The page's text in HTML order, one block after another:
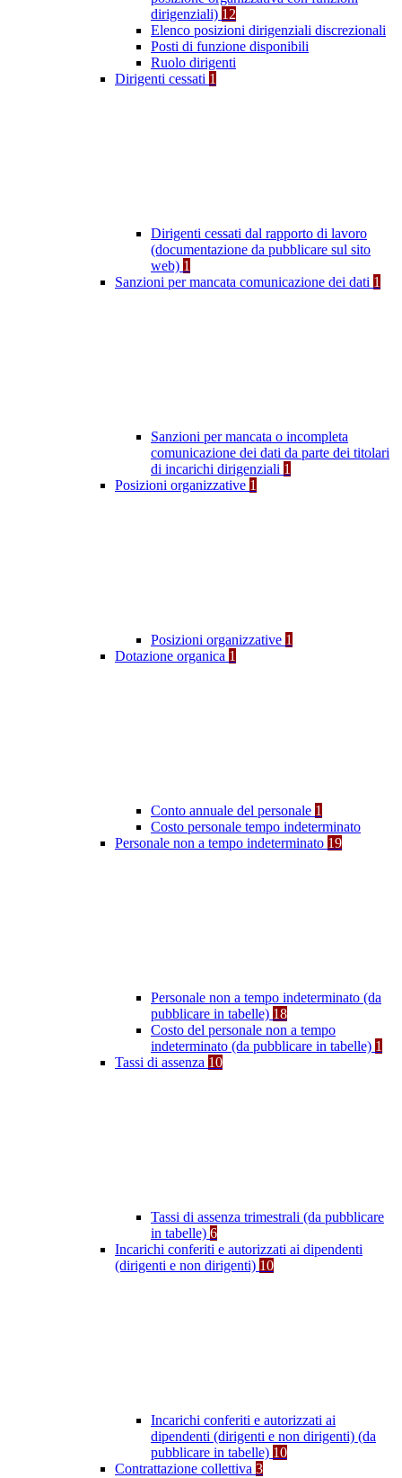
dirigenziali) 12
Elenco posizioni dirigenziali discrezionali
Posti di funzione disponibili
Ruolo dirigenti
Dirigenti cessati 1
Dirigenti cessati dal rapporto di lavoro
(documentazione da pubblicare sul sito
web) 1
Sanzioni per mancata comunicazione dei dati 1
Sanzioni per mancata o incompleta
comunicazione dei dati da parte dei titolari
di incarichi dirigenziali 1
Posizioni organizzative 1
Posizioni organizzative 1
Dotazione organica 1
Conto annuale del personale 1
Costo personale tempo indeterminato
Personale non a tempo indeterminato 19
Personale non a tempo indeterminato (da
pubblicare in tabelle) 18
Costo del personale non a tempo
indeterminato (da pubblicare in tabelle) 1
Tassi di assenza 10
Tassi di assenza trimestrali (da pubblicare
in tabelle) 6
Incarichi conferiti e autorizzati ai dipendenti
(dirigenti e non dirigenti) 10
Incarichi conferiti e autorizzati ai
dipendenti (dirigenti e non dirigenti) (da
pubblicare in tabelle) 10
Contrattazione collettiva 3